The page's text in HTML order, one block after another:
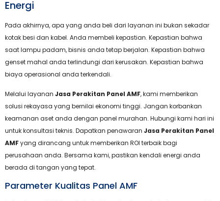
Energi
Pada akhirnya, apa yang anda beli dari layanan ini bukan sekadar
kotak besi dan kabel. Anda membeli kepastian. Kepastian bahwa
saat lampu padam, bisnis anda tetap berjalan. Kepastian bahwa
genset mahal anda terlindungi dari kerusakan. Kepastian bahwa
biaya operasional anda terkendali.
Melalui layanan Jasa Perakitan Panel AMF, kami memberikan
solusi rekayasa yang bernilai ekonomi tinggi. Jangan korbankan
keamanan aset anda dengan panel murahan. Hubungi kami hari ini
untuk konsultasi teknis. Dapatkan penawaran Jasa Perakitan Panel
AMFyang dirancang untuk memberikan ROI terbaik bagi
perusahaan anda. Bersama kami, pastikan kendali energi anda
berada di tangan yang tepat.
Parameter Kualitas Panel AMF